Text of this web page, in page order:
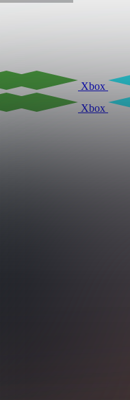
Xbox
Xbox